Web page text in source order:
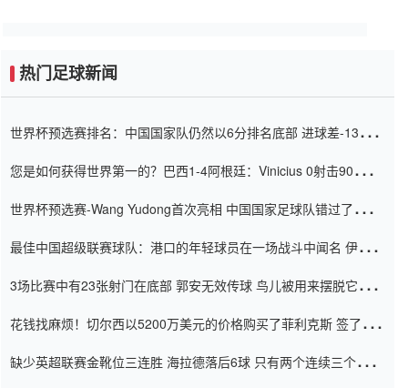
热门足球新闻
世界杯预选赛排名：中国国家队仍然以6分排名底部 进球差-13令人
您是如何获得世界第一的？巴西1-4阿根廷：Vinicius 0射击90分钟
世界杯预选赛-Wang Yudong首次亮相 中国国家足球队错过了世界
最佳中国超级联赛球队：港口的年轻球员在一场战斗中闻名 伊万放
3场比赛中有23张射门在底部 郭安无效传球 鸟儿被用来摆脱它
花钱找麻烦！切尔西以5200万美元的价格购买了菲利克斯 签了7年
缺少英超联赛金靴位三连胜 海拉德落后6球 只有两个连续三个连续